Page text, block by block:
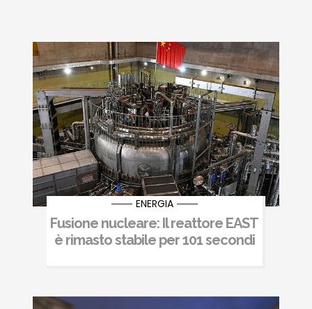
ENERGIA
Fusione nucleare: Il reattore EAST
è rimasto stabile per 101 secondi